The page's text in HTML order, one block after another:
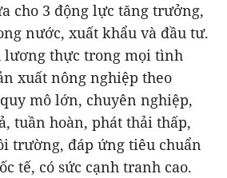
cho 3 động lực tăng trưởng,
nước, xuất khẩu và đầu tư.
lương thực trong mọi tình
xuất nông nghiệp theo
mô lớn, chuyên nghiệp,
tuần hoàn, phát thải thấp,
trường, đáp ứng tiêu chuẩn
tế, có sức cạnh tranh cao.